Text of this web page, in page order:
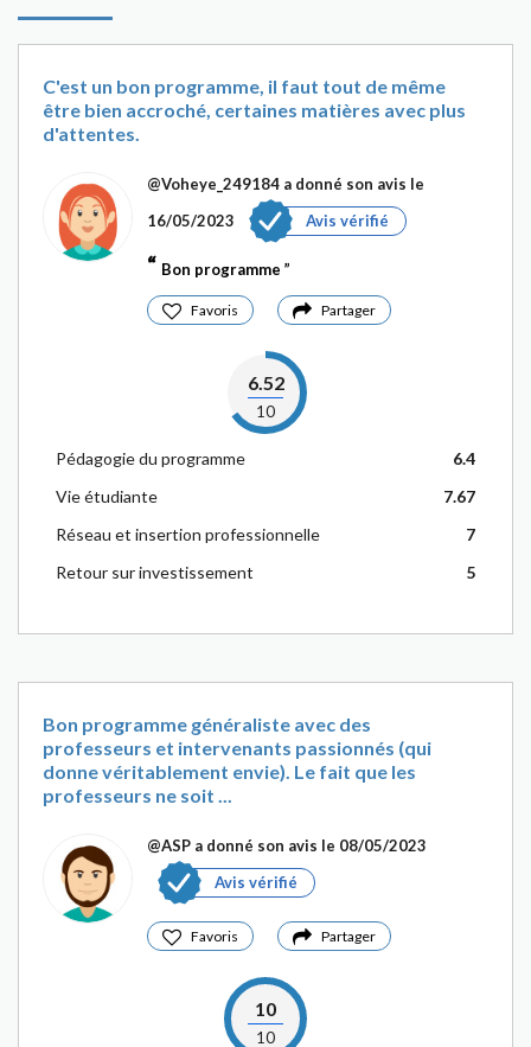
C'est un bon programme, il faut tout de même
être bien accroché, certaines matières avec plus
d'attentes.
@Voheye_249184 a donné son avis le
16/05/2023
Avis vérifié
Bon programme
Favoris Partager
6.52
10
Pédagogie du programme
6.4
Vie étudiante
7.67
Réseau et insertion professionnelle
7
Retour sur investissement
5
Bon programme généraliste avec des
professeurs et intervenants passionnés (qui
donne véritablement envie). Le fait que les
professeurs ne soit ...
@ASP a donné son avis le 08/05/2023
Avis vérifié
Favoris Partager
10
10